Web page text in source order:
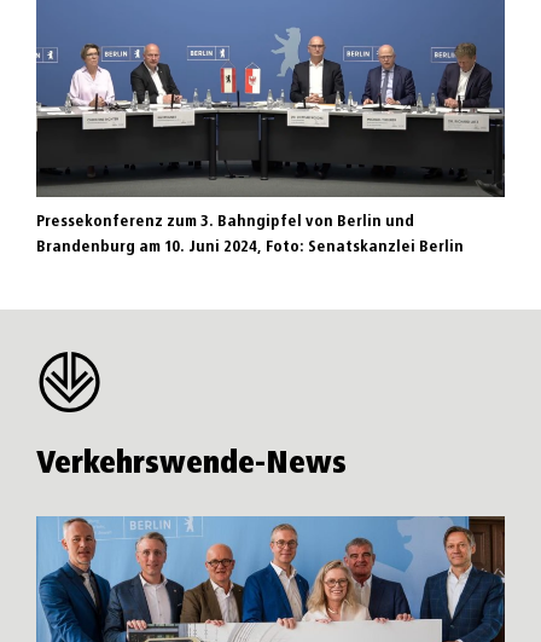
Pressekonferenz zum 3. Bahngipfel von Berlin und
Brandenburg am 10. Juni 2024, Foto: Senatskanzlei Berlin
Verkehrswende-News